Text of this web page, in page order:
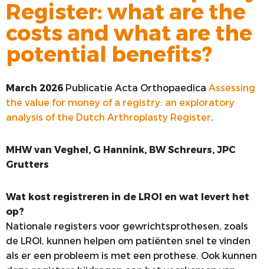
VOORSTE KRUISBAND
SYNTHETISEREN VAN LROI-DATA
Register: what are the
costs and what are the
potential benefits?
March 2026 Publicatie Acta Orthopaedica Assessing
the value for money of a registry: an exploratory
analysis of the Dutch Arthroplasty Register.
MHW van Veghel, G Hannink, BW Schreurs, JPC
Grutters
Wat kost registreren in de LROI en wat levert het
op?
Nationale registers voor gewrichtsprothesen, zoals
de LROI, kunnen helpen om patiënten snel te vinden
als er een probleem is met een prothese. Ook kunnen